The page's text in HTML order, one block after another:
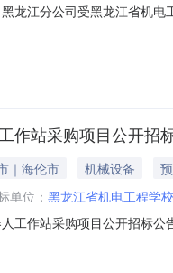
龙江分公司受黑龙江省机
称：黑龙江省机电工程学
作站采购项目公开招
｜海伦市 机械设备
单位： 黑龙江省机电工程学校
工作站采购项目公开招标
尔滨市香坊区木研街75号